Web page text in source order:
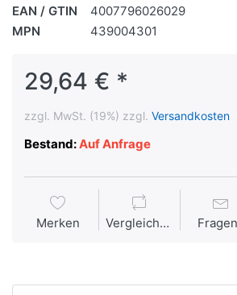
EAN / GTIN
4007796026029
MPN
439004301
29,64 € *
zzgl. MwSt. (19%) zzgl. Versandkosten
Bestand:Auf Anfrage
Merken Vergleichen